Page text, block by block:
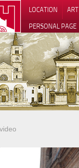
LOCATION ART
PERSONAL PAGE
video